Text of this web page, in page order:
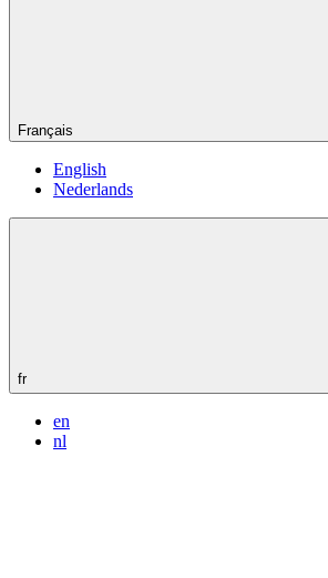
Français
English
Nederlands
fr
en
nl